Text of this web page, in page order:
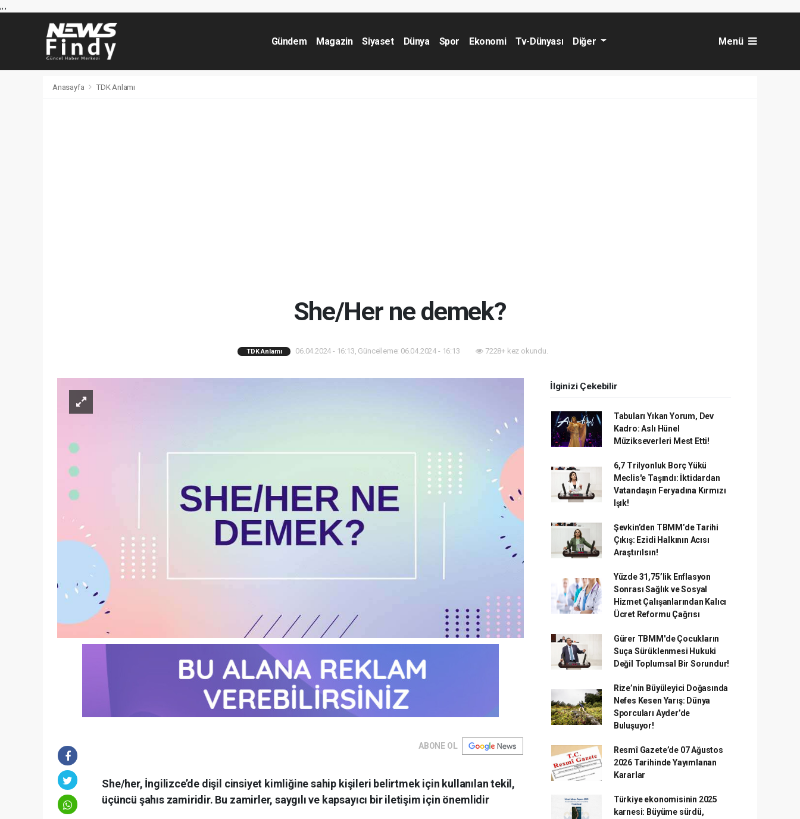
,,,
Gündem Magazin Siyaset Dünya Spor Ekonomi Tv-Dünyası Diğer Menü
Anasayfa TDK Anlamı
She/Her ne demek?
TDK Anlamı 06.04.2024 - 16:13, Güncelleme: 06.04.2024 - 16:13 7228+ kez okundu.
ABONE OL
She/her, İngilizce’de dişil cinsiyet kimliğine sahip kişileri belirtmek için kullanılan tekil,
üçüncü şahıs zamiridir. Bu zamirler, saygılı ve kapsayıcı bir iletişim için önemlidir
İlginizi Çekebilir
Tabuları Yıkan Yorum, Dev
Kadro: Aslı Hünel
Müzikseverleri Mest Etti!
6,7 Trilyonluk Borç Yükü
Meclis'e Taşındı: İktidardan
Vatandaşın Feryadına Kırmızı
Işık!
Şevkin’den TBMM’de Tarihi
Çıkış: Ezidi Halkının Acısı
Araştırılsın!
Yüzde 31,75’lik Enflasyon
Sonrası Sağlık ve Sosyal
Hizmet Çalışanlarından Kalıcı
Ücret Reformu Çağrısı
Gürer TBMM'de Çocukların
Suça Sürüklenmesi Hukuki
Değil Toplumsal Bir Sorundur!
Rize’nin Büyüleyici Doğasında
Nefes Kesen Yarış: Dünya
Sporcuları Ayder’de
Buluşuyor!
Resmî Gazete’de 07 Ağustos
2026 Tarihinde Yayımlanan
Kararlar
Türkiye ekonomisinin 2025
karnesi: Büyüme sürdü,